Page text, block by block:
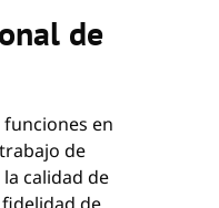
de
en
de
calidad de